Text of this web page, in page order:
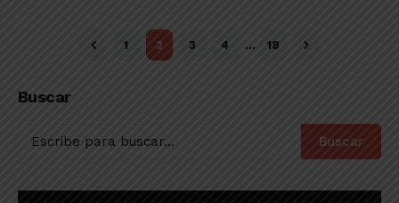
1 2 3 4 … 18
Buscar
Buscar